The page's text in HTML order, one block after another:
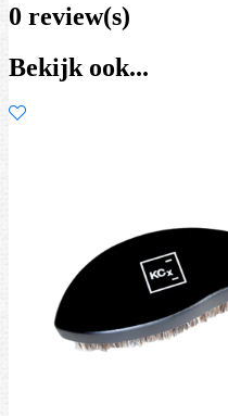
0 review(s)
Bekijk ook...